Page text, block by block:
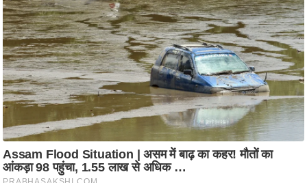
त्रा
रि
ले
श
न
शि
रा
ज
नी